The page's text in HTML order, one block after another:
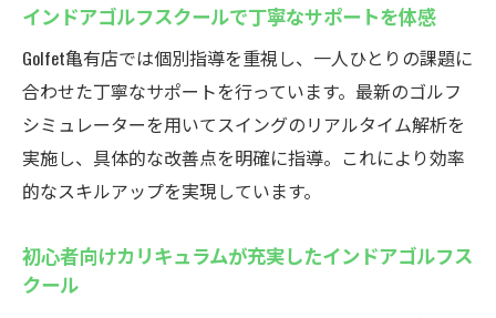
インドアゴルフスクールで丁寧なサポートを体感
Golfet亀有店では個別指導を重視し、一人ひとりの課題に
合わせた丁寧なサポートを行っています。最新のゴルフ
シミュレーターを用いてスイングのリアルタイム解析を
実施し、具体的な改善点を明確に指導。これにより効率
的なスキルアップを実現しています。
初心者向けカリキュラムが充実したインドアゴルフス
クール